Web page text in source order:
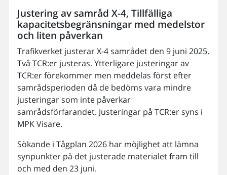
Justering av samråd X-4, Tillfälliga
kapacitetsbegränsningar med medelstor
och liten påverkan
Trafikverket justerar X-4 samrådet den 9 juni 2025.
Två TCR:er justeras. Ytterligare justeringar av
TCR:er förekommer men meddelas först efter
samrådsperioden då de bedöms vara mindre
justeringar som inte påverkar
samrådsförfarandet. Justeringar på TCR:er syns i
MPK Visare.
Sökande i Tågplan 2026 har möjlighet att lämna
synpunkter på det justerade materialet fram till
och med den 23 juni.